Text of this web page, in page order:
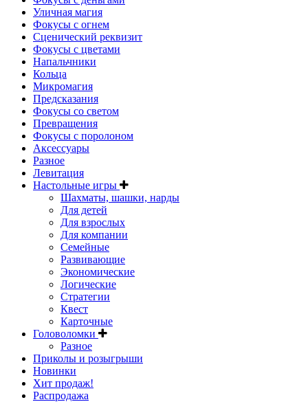
Уличная магия
Фокусы с огнем
Сценический реквизит
Фокусы с цветами
Напальчники
Кольца
Микромагия
Предсказания
Фокусы со светом
Превращения
Фокусы с поролоном
Аксессуары
Разное
Левитация
Настольные игры
Шахматы, шашки, нарды
Для детей
Для взрослых
Для компании
Семейные
Развивающие
Экономические
Логические
Стратегии
Квест
Карточные
Головоломки
Разное
Приколы и розыгрыши
Новинки
Хит продаж!
Распродажа